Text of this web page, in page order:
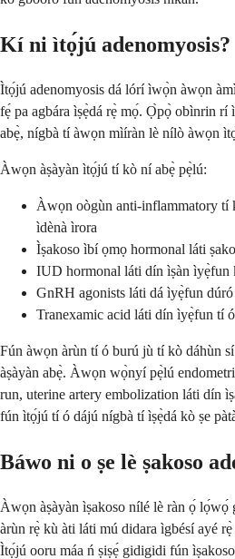
Kí ni ìtọ́jú adenomyosis?
Ìtọ́jú adenomyosis dá lórí ìwọ̀n àwọn
fẹ́ pa agbára ìṣẹ̀dá rẹ̀ mọ́. Ọ̀pọ̀ obìnrin
abẹ̀, nígbà tí àwọn mìíràn lè nílò àwọn
Àwọn àṣàyàn ìtọ́jú tí kò ní abẹ̀ pẹ̀lú:
Àwọn oògùn anti-inflammatory
ìdènà ìrora
Ìṣakoso ìbí ọmọ hormonal láti
IUD hormonal láti dín ìṣàn ìyẹ̀fun
GnRH agonists láti dá ìyẹ̀fun
Tranexamic acid láti dín ìyẹ̀fun tí
Fún àwọn àrùn tí ó burú jù tí kò dáhùn
àṣàyàn abẹ̀. Àwọn wọ̀nyí pẹ̀lú
run, uterine artery embolization láti dín
fún ìtọ́jú tí ó dájú nígbà tí ìṣẹ̀dá kò ṣe
Báwo ni o ṣe lè ṣakoso
Àwọn àṣàyàn ìṣakoso nílé lè ràn ọ́
àrùn rẹ̀ kù àti láti mú didara ìgbésí ayé
Ìtọ́jú ooru máa ń ṣiṣẹ́ gidigidi fún